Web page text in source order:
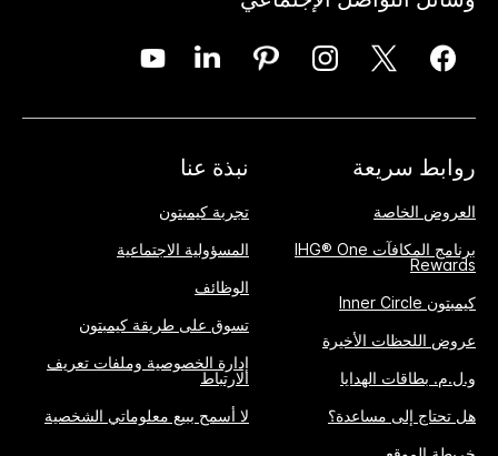
روابط سريعة
العروض الخاصة
برنامج المكافآت IHG® One
Rewards
كيمبتون Inner Circle
عروض اللحظات الأخيرة
و.ل.م. بطاقات الهدايا
هل تحتاج إلى مساعدة؟
نبذة عنا
تجربة كيمبتون
المسؤولية الاجتماعية
الوظائف
تسوق على طريقة كيمبتون
إدارة الخصوصية وملفات تعريف
الارتباط
لا أسمح ببيع معلوماتي الشخصية